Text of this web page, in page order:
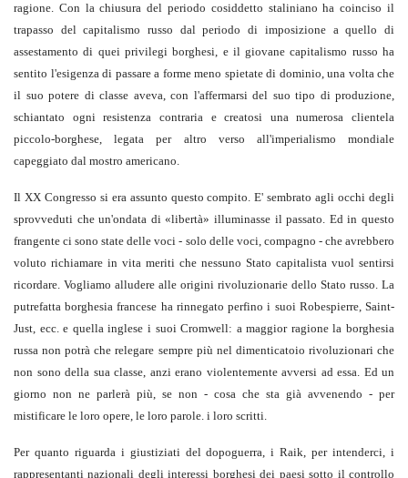
ragione. Con la chiusura del periodo cosiddetto staliniano ha coinciso il
trapasso del capitalismo russo dal periodo di imposizione a quello di
assestamento di quei privilegi borghesi, e il giovane capitalismo russo ha
sentito l'esigenza di passare a forme meno spietate di dominio, una volta che
il suo potere di classe aveva, con l'affermarsi del suo tipo di produzione,
schiantato ogni resistenza contraria e creatosi una numerosa clientela
piccolo-borghese, legata per altro verso all'imperialismo mondiale
capeggiato dal mostro americano.
Il XX Congresso si era assunto questo compito. E' sembrato agli occhi degli
sprovveduti che un'ondata di «libertà» illuminasse il passato. Ed in questo
frangente ci sono state delle voci - solo delle voci, compagno - che avrebbero
voluto richiamare in vita meriti che nessuno Stato capitalista vuol sentirsi
ricordare. Vogliamo alludere alle origini rivoluzionarie dello Stato russo. La
putrefatta borghesia francese ha rinnegato perfino i suoi Robespierre, Saint-
Just, ecc. e quella inglese i suoi Cromwell: a maggior ragione la borghesia
russa non potrà che relegare sempre più nel dimenticatoio rivoluzionari che
non sono della sua classe, anzi erano violentemente avversi ad essa. Ed un
giorno non ne parlerà più, se non - cosa che sta già avvenendo - per
mistificare le loro opere, le loro parole. i loro scritti.
Per quanto riguarda i giustiziati del dopoguerra, i Raik, per intenderci, i
rappresentanti nazionali degli interessi borghesi dei paesi sotto il controllo